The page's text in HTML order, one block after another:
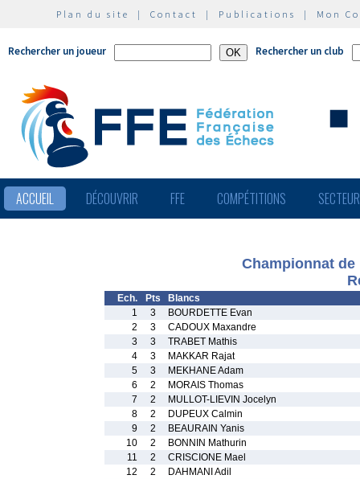
Plan du site | Contact | Publications | Mon
Rechercher un joueur Rechercher un club
ACCUEIL DÉCOUVRIR FFE COMPÉTITIONS
Championnat
Ech. Pts
Blancs
1
3
BOURDETTE Evan
2
3
CADOUX Maxandre
3
3
TRABET Mathis
4
3
MAKKAR Rajat
5
3
MEKHANE Adam
6
2
MORAIS Thomas
7
2
MULLOT-LIEVIN Jocelyn
8
2
DUPEUX Calmin
9
2
BEAURAIN Yanis
10
2
BONNIN Mathurin
11
2
CRISCIONE Mael
12
2
DAHMANI Adil